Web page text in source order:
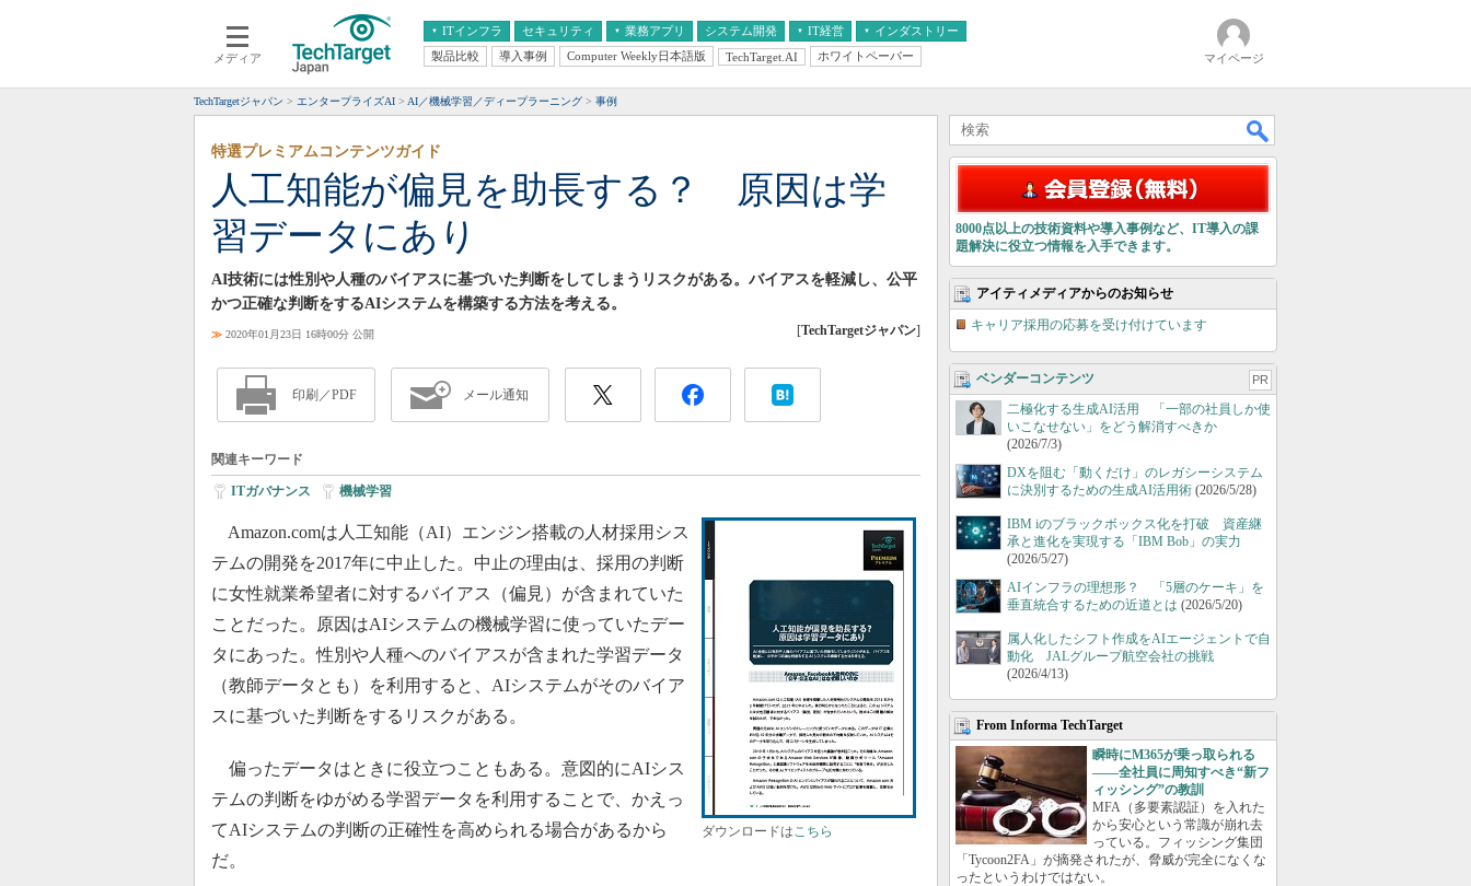
メディア
ITインフラ
クラウド
スマートモバイル
ネットワーク
システム運用管理
セキュリティ 業務アプリ
エンタープライズAI
ERP
CX
情報系システム
システム開発 IT経営
経営とIT
中堅・中小企業とIT
インダストリー
医療IT
製品比較 導入事例 Computer Weekly日本語版 TechTarget.AI ホワイトペーパー マイページ
TechTargetジャパン エンタープライズAI AI／機械学習／ディープラーニング 事例
人工知能が偏見を助長する？ 原因は学
習データにあり
特選プレミアムコンテンツガイド
AI技術には性別や人種のバイアスに基づいた判断をしてしまうリスクがある。バイアスを軽減し、公平
かつ正確な判断をするAIシステムを構築する方法を考える。
≫ 2020年01月23日 16時00分 公開 [TechTargetジャパン]
印刷／PDF メール通知
関連キーワード
ITガバナンス 機械学習
ダウンロードはこちら
Amazon.comは人工知能（AI）エンジン搭載の人材採用シス
テムの開発を2017年に中止した。中止の理由は、採用の判断
に女性就業希望者に対するバイアス（偏見）が含まれていた
ことだった。原因はAIシステムの機械学習に使っていたデー
タにあった。性別や人種へのバイアスが含まれた学習データ
（教師データとも）を利用すると、AIシステムがそのバイア
スに基づいた判断をするリスクがある。
偏ったデータはときに役立つこともある。意図的にAIシス
テムの判断をゆがめる学習データを利用することで、かえっ
てAIシステムの判断の正確性を高められる場合があるから
だ。
8000点以上の技術資料や導入事例など、IT導入の課
題解決に役立つ情報を入手できます。
アイティメディアからのお知らせ
キャリア採用の応募を受け付けています
ベンダーコンテンツ PR
二極化する生成AI活用 「一部の社員しか使
いこなせない」をどう解消すべきか
(2026/7/3)
DXを阻む「動くだけ」のレガシーシステム
に決別するための生成AI活用術 (2026/5/28)
IBM iのブラックボックス化を打破 資産継
承と進化を実現する「IBM Bob」の実力
(2026/5/27)
AIインフラの理想形？ 「5層のケーキ」を
垂直統合するための近道とは (2026/5/20)
属人化したシフト作成をAIエージェントで自
動化 JALグループ航空会社の挑戦
(2026/4/13)
From Informa TechTarget
瞬時にM365が乗っ取られる
――全社員に周知すべき“新フ
ィッシング”の教訓
MFA（多要素認証）を入れた
から安心という常識が崩れ去
っている。フィッシング集団
「Tycoon2FA」が摘発されたが、脅威が完全になくな
ったというわけではない。